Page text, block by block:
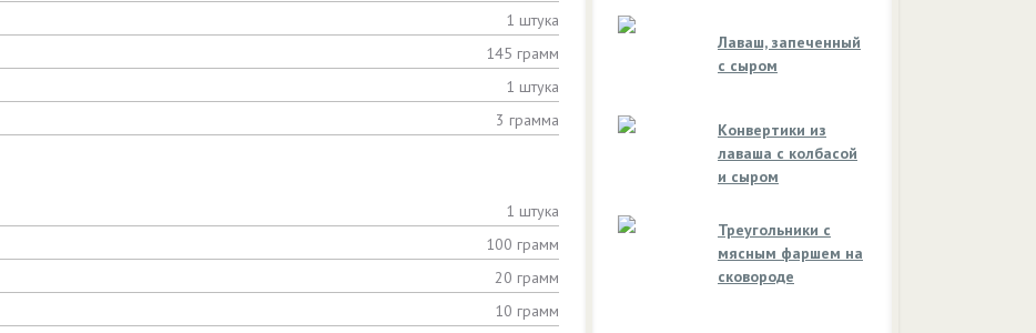
1 штука
145 грамм
1 штука
3 грамма
1 штука
100 грамм
20 грамм
10 грамм
Лаваш, запеченный
с сыром
Конвертики из
лаваша с колбасой
и сыром
Треугольники с
мясным фаршем на
сковороде